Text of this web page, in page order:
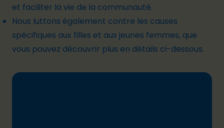
et faciliter la vie de la communauté.
Nous luttons également contre les causes
spécifiques aux filles et aux jeunes femmes, que
vous pouvez découvrir plus en détails ci-dessous.